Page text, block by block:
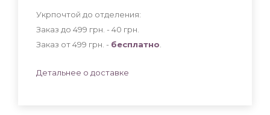
Укрпочтой до отделения:
Заказ до 499 грн. - 40 грн
Заказ от 499 грн. - бесплатно
Детальнее о доставке